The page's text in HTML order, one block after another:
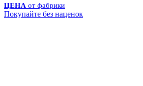
ЦЕНА от фабрики
Покупайте без наценок